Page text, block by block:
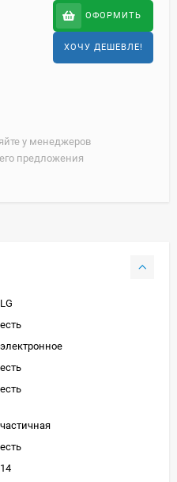
ОФОРМИТЬ
ХОЧУ ДЕШЕВЛЕ!
у менеджеров
предложения
LG
есть
электронное
есть
есть
частичная
есть
14